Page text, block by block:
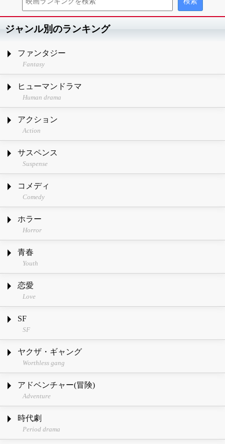
ジャンル別のランキング
ファンタジー
Fantasy
ヒューマンドラマ
Human drama
アクション
Action
サスペンス
Suspense
コメディ
Comedy
ホラー
Horror
青春
Youth
恋愛
Love
SF
SF
ヤクザ・ギャング
Worthless gang
アドベンチャー(冒険)
Adventure
時代劇
Period drama